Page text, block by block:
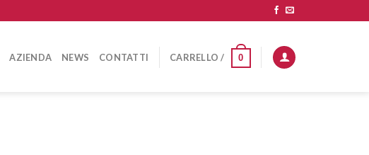
AZIENDA NEWS CONTATTI CARRELLO / 0